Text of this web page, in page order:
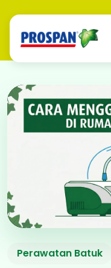
7 Cara
Perawatan Batuk